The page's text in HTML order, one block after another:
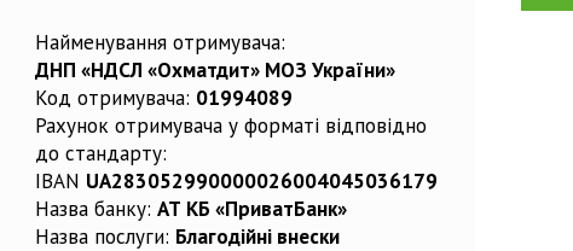
Найменування отримувача:
ДНП «НДСЛ «Охматдит» МОЗ України»
Код отримувача: 01994089
Рахунок отримувача у форматі відповідно
до стандарту:
IBAN UA283052990000026004045036179
Назва банку: АТ КБ «ПриватБанк»
Назва послуги: Благодійні внески